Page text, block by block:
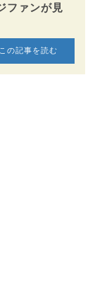
ファンが見
この記事を読む